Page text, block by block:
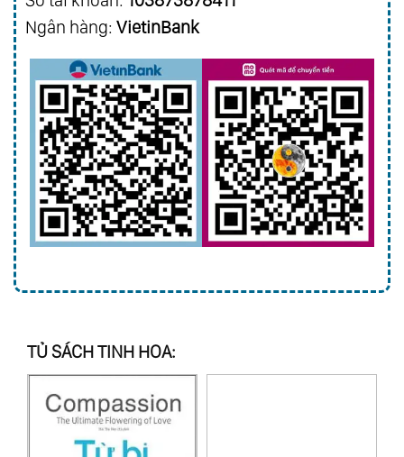
Ngân hàng: VietinBank
TỦ SÁCH TINH HOA: